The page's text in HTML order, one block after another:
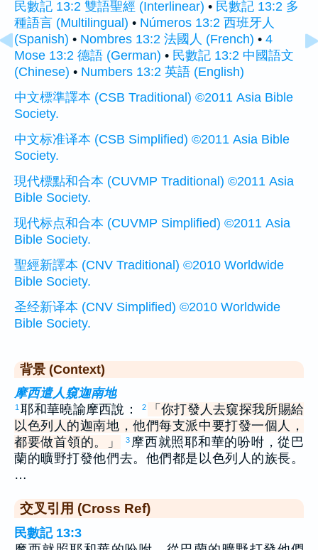
民數記 13:2 雙語聖經 (Interlinear) • 民數記 13:2 多
種語言 (Multilingual) • Números 13:2 西班牙人
(Spanish) • Nombres 13:2 法國人 (French) • 4
Mose 13:2 德語 (German) • 民數記 13:2 中國語文
(Chinese) • Numbers 13:2 英語 (English)
中文標準譯本 (CSB Traditional) ©2011 Asia Bible
Society.
中文标准译本 (CSB Simplified) ©2011 Asia Bible
Society.
現代標點和合本 (CUVMP Traditional) ©2011 Asia
Bible Society.
现代标点和合本 (CUVMP Simplified) ©2011 Asia
Bible Society.
聖經新譯本 (CNV Traditional) ©2010 Worldwide
Bible Society.
圣经新译本 (CNV Simplified) ©2010 Worldwide
Bible Society.
背景 (Context)
摩西遣人窺迦南地
1 耶和華曉諭摩西說： 2
「你打發人去窺探我所賜給
以色列人的迦南地，他們每支派中要打發一個人，
都要做首領的。」
3 摩西就照耶和華的吩咐，從巴
蘭的曠野打發他們去。他們都是以色列人的族長。
…
交叉引用 (Cross Ref)
民數記 13:3